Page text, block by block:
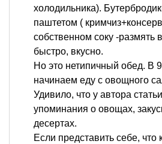
холодильника).
паштетом (
собственном соку -размять
быстро, вкусно.
Но это нетипичный обед. В
начинаем еду с овощного
Удивило, что у автора
упоминания о овощах,
десертах.
Если представить себе, что